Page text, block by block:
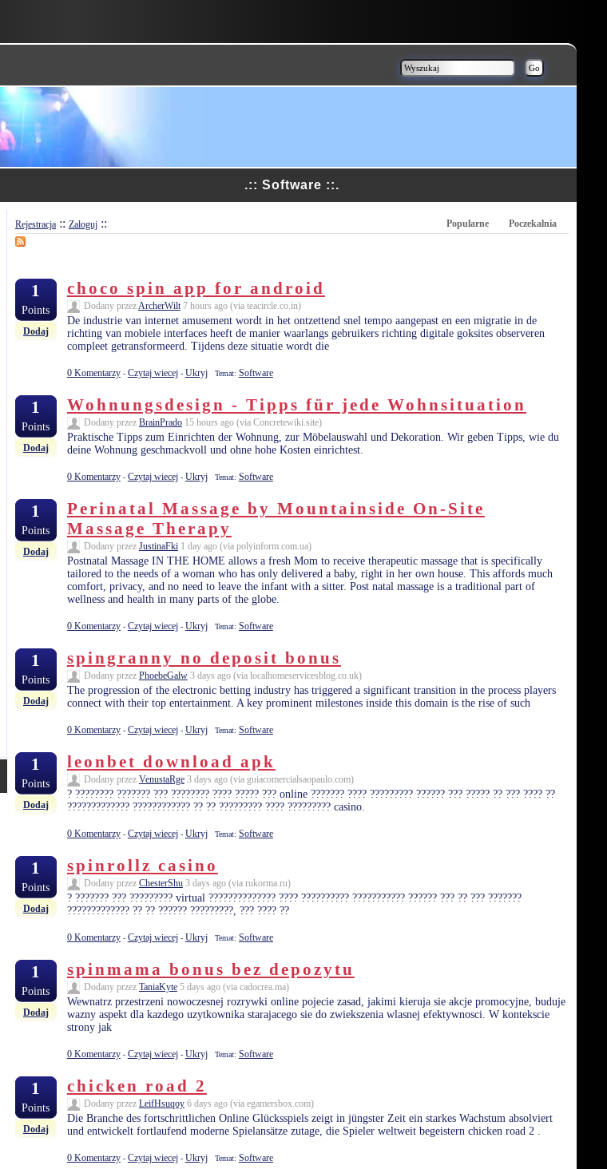
.:: Software ::.
Rejestracja:: Zaloguj:: Popularne Poczekalnia
1
Points
Dodaj
choco spin app for android
Dodany przezArcherWilt7 hours ago (via teacircle.co.in)
De industrie van internet amusement wordt in het ontzettend snel tempo aangepast en een migratie in de
richting van mobiele interfaces heeft de manier waarlangs gebruikers richting digitale goksites observeren
compleet getransformeerd. Tijdens deze situatie wordt die
0 Komentarzy- Czytaj wiecej- UkryjTemat: Software
1
Points
Dodaj
Wohnungsdesign - Tipps für jede Wohnsituation
Dodany przez BrainPrado15 hours ago (via Concretewiki.site)
Praktische Tipps zum Einrichten der Wohnung, zur Möbelauswahl und Dekoration. Wir geben Tipps, wie du
deine Wohnung geschmackvoll und ohne hohe Kosten einrichtest.
0 Komentarzy- Czytaj wiecej- UkryjTemat: Software
1
Points
Dodaj
Perinatal Massage by Mountainside On-Site
Massage Therapy
Dodany przez JustinaFki1 day ago (via polyinform.com.ua)
Postnatal Massage IN THE HOME allows a fresh Mom to receive therapeutic massage that is specifically
tailored to the needs of a woman who has only delivered a baby, right in her own house. This affords much
comfort, privacy, and no need to leave the infant with a sitter. Post natal massage is a traditional part of
wellness and health in many parts of the globe.
0 Komentarzy- Czytaj wiecej- UkryjTemat: Software
1
Points
Dodaj
spingranny no deposit bonus
Dodany przez PhoebeGalw3 days ago (via localhomeservicesblog.co.uk)
The progression of the electronic betting industry has triggered a significant transition in the process players
connect with their top entertainment. A key prominent milestones inside this domain is the rise of such
0 Komentarzy- Czytaj wiecej- UkryjTemat: Software
1
Points
Dodaj
leonbet download apk
Dodany przez VenustaRge3 days ago (via guiacomercialsaopaulo.com)
? ???????? ??????? ??? ???????? ???? ????? ??? online ??????? ???? ????????? ?????? ??? ????? ?? ??? ???? ??
????????????? ???????????? ?? ?? ????????? ???? ????????? casino.
0 Komentarzy- Czytaj wiecej- UkryjTemat: Software
1
Points
Dodaj
spinrollz casino
Dodany przez ChesterShu3 days ago (via rukorma.ru)
? ??????? ??? ????????? virtual ?????????????? ???? ?????????? ??????????? ?????? ??? ?? ??? ???????
????????????? ?? ?? ?????? ?????????, ??? ???? ??
0 Komentarzy- Czytaj wiecej- UkryjTemat: Software
1
Points
Dodaj
spinmama bonus bez depozytu
Dodany przez TaniaKyte5 days ago (via cadocrea.ma)
Wewnatrz przestrzeni nowoczesnej rozrywki online pojecie zasad, jakimi kieruja sie akcje promocyjne, buduje
wazny aspekt dla kazdego uzytkownika starajacego sie do zwiekszenia wlasnej efektywnosci. W kontekscie
strony jak
0 Komentarzy- Czytaj wiecej- UkryjTemat: Software
1
Points
Dodaj
chicken road 2
Dodany przez LeifHsuqoy6 days ago (via egamersbox.com)
Die Branche des fortschrittlichen Online Glücksspiels zeigt in jüngster Zeit ein starkes Wachstum absolviert
und entwickelt fortlaufend moderne Spielansätze zutage, die Spieler weltweit begeistern chicken road 2 .
0 Komentarzy- Czytaj wiecej- UkryjTemat: Software